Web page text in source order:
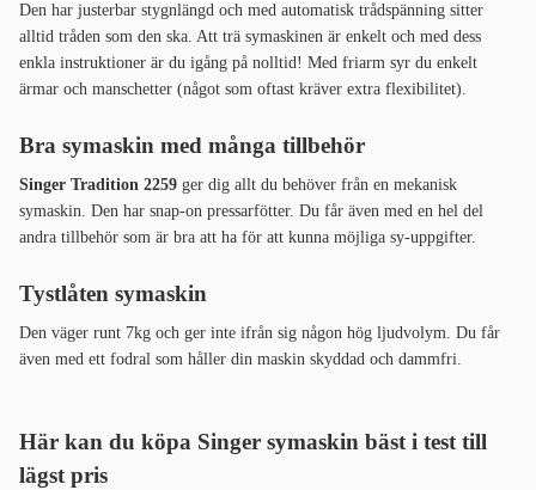
Den har justerbar stygnlängd och med automatisk trådspänning sitter
alltid tråden som den ska. Att trä symaskinen är enkelt och med dess
enkla instruktioner är du igång på nolltid! Med friarm syr du enkelt
ärmar och manschetter (något som oftast kräver extra flexibilitet).
Bra symaskin med många tillbehör
Singer Tradition 2259 ger dig allt du behöver från en mekanisk
symaskin. Den har snap-on pressarfötter. Du får även med en hel del
andra tillbehör som är bra att ha för att kunna möjliga sy-uppgifter.
Tystlåten symaskin
Den väger runt 7kg och ger inte ifrån sig någon hög ljudvolym. Du får
även med ett fodral som håller din maskin skyddad och dammfri.
Här kan du köpa Singer symaskin bäst i test till
lägst pris